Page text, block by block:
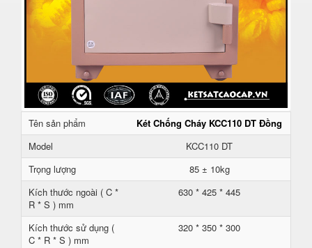
Tên sản phẩm
Két Chống Cháy KCC110 DT Đồng
Model
KCC110 DT
Trọng lượng
85 ± 10kg
Kích thước ngoài ( C *
R * S ) mm
630 * 425 * 445
Kích thước sử dụng (
C * R * S ) mm
320 * 350 * 300